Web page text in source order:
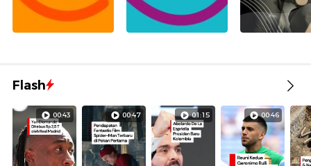
Flash
00:43 00:47 01:15 00:46